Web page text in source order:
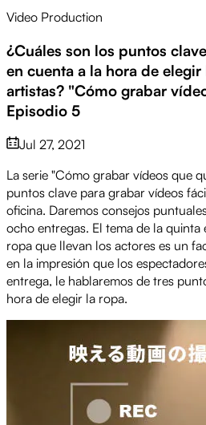
Video Production
¿Cuáles son los puntos
en cuenta a la hora de
artistas? "Cómo grabar
Episodio 5
Jul 27, 2021
La serie "Cómo grabar vídeos que
puntos clave para grabar vídeos
oficina. Daremos consejos
ocho entregas. El tema de la quinta
ropa que llevan los actores es un
en la impresión que los
entrega, le hablaremos de tres
hora de elegir la ropa.